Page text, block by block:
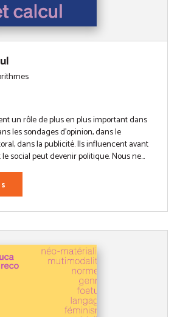
un rôle de plus en plus important dans
les sondages d’opinion, dans le
dans la publicité. Ils influencent avant
social peut devenir politique. Nous ne...